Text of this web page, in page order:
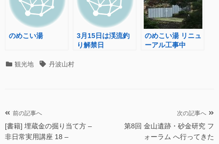
のめこい湯
3月15日は渓流釣
り解禁日
のめこい湯 リニュ
ーアル工事中
カ 観光地
タ 丹波山村
投
稿
前の記事へ
[書籍] 埋蔵金の掘り当て方 –
非日常実用講座 18 –
次の記事へ
第8回 金山遺跡・砂金研究 フ
ォーラム へ行ってきた